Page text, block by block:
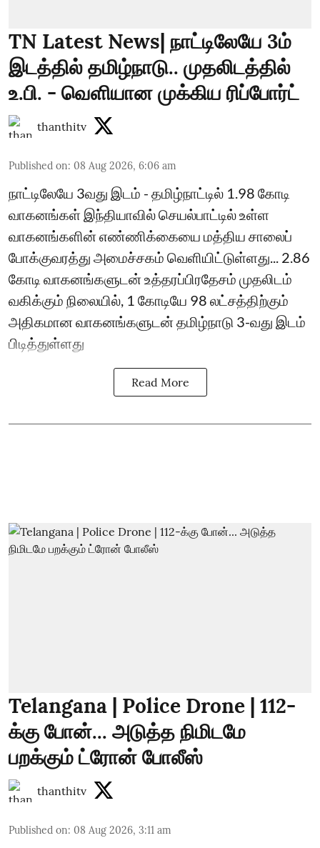
TN Latest News| நாட்டிலேயே 3ம்
இடத்தில் தமிழ்நாடு.. முதலிடத்தில்
உ.பி. - வெளியான முக்கிய ரிப்போர்ட்
thanthitv
Published on: 08 Aug 2026, 6:06 am
நாட்டிலேயே 3வது இடம் - தமிழ்நாட்டில் 1.98 கோடி
வாகனங்கள் இந்தியாவில் செயல்பாட்டில் உள்ள
வாகனங்களின் எண்ணிக்கையை மத்திய சாலைப்
போக்குவரத்து அமைச்சகம் வெளியிட்டுள்ளது... 2.86
கோடி வாகனங்களுடன் உத்தரப்பிரதேசம் முதலிடம்
வகிக்கும் நிலையில், 1 கோடியே 98 லட்சத்திற்கும்
அதிகமான வாகனங்களுடன் தமிழ்நாடு 3-வது இடம்
பிடித்துள்ளது
Read More
Telangana | Police Drone | 112-
க்கு போன்... அடுத்த நிமிடமே
பறக்கும் ட்ரோன் போலீஸ்
thanthitv
Published on: 08 Aug 2026, 3:11 am